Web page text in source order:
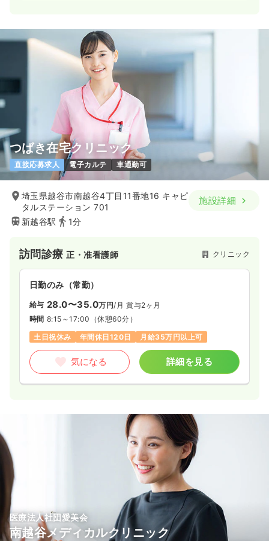
つばき在宅クリニック
直接応募求人 電子カルテ 車通勤可
埼玉県越谷市南越谷4丁目11番地16 キャピ
タルステーション 701
新越谷駅
1分
施設詳細
訪問診療正・准看護師 クリニック
日勤のみ（常勤）
給与 28.0〜35.0万円/月 賞与2ヶ月
時間 8:15～17:00 （休憩60分）
土日祝休み
年間休日120日 月給35万円以上可
気になる 詳細を見る
医療法人社団愛美会
南越谷メディカルクリニック